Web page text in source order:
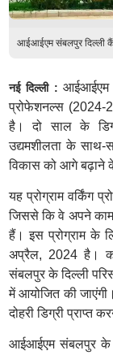
आईआईएम संबलपुर दिल्ली
नई दिल्ली : आईआईएम
प्रोफेशनल्स (2024-
है। दो साल के
उद्यमशीलता के
विकास को आगे बढ़ाने
यह प्रोग्राम वर्किंग
जिससे कि वे अपने
हैं। इस प्रोग्राम के
अप्रैल, 2024 है।
संबलपुर के दिल्ली
में आयोजित की
दोहरी डिग्री प्राप्त
आईआईएम संबलपुर के